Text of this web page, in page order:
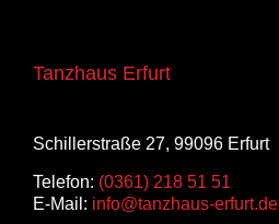
Tanzhaus Erfurt
Schillerstraße 27, 99096 Erfurt
Telefon: (0361) 218 51 51
E-Mail: info@tanzhaus-erfurt.de